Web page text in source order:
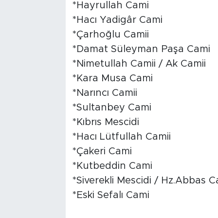
*Hayrullah Cami
*Hacı Yadigâr Cami
*Çarhoğlu Camii
*Damat Süleyman Paşa Cami
*Nimetullah Camii / Ak Camii
*Kara Musa Cami
*Narıncı Camii
*Sultanbey Cami
*Kıbrıs Mescidi
*Hacı Lütfullah Camii
*Çakeri Cami
*Kutbeddin Cami
*Siverekli Mescidi / Hz.Abbas
*Eski Sefalı Cami